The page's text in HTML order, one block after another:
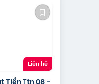
Tiền Ttn 08 –
Liên hệ